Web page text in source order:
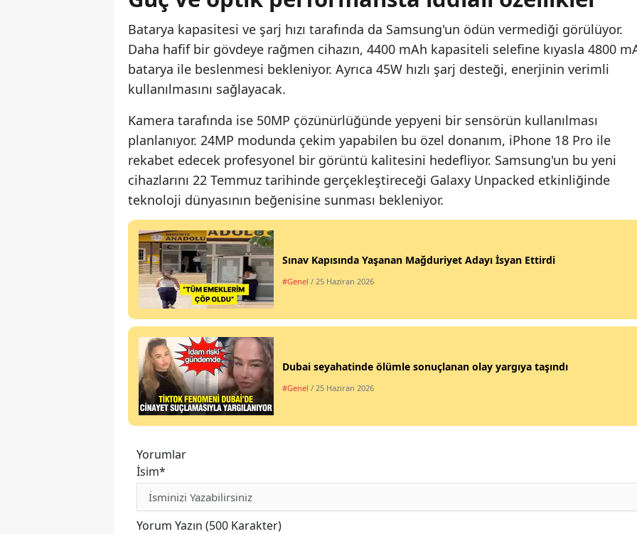
Batarya kapasitesi ve şarj hızı tarafında da Samsung'un ödün vermediği görülüyor.
Daha hafif bir gövdeye rağmen cihazın, 4400 mAh kapasiteli selefine kıyasla 4800
batarya ile beslenmesi bekleniyor. Ayrıca 45W hızlı şarj desteği, enerjinin verimli
kullanılmasını sağlayacak.
Kamera tarafında ise 50MP çözünürlüğünde yepyeni bir sensörün kullanılması
planlanıyor. 24MP modunda çekim yapabilen bu özel donanım, iPhone 18 Pro ile
rekabet edecek profesyonel bir görüntü kalitesini hedefliyor. Samsung'un bu yeni
cihazlarını 22 Temmuz tarihinde gerçekleştireceği Galaxy Unpacked etkinliğinde
teknoloji dünyasının beğenisine sunması bekleniyor.
Sınav Kapısında Yaşanan Mağduriyet Adayı İsyan Ettirdi
#Genel / 25 Haziran 2026
Dubai seyahatinde ölümle sonuçlanan olay yargıya taşındı
#Genel / 25 Haziran 2026
Yorumlar
İsim*
Yorum Yazın (500 Karakter)